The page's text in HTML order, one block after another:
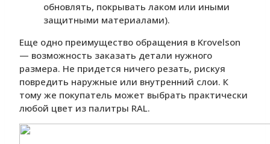
обновлять, покрывать лаком или иными
защитными материалами).
Еще одно преимущество обращения в Krovelson
— возможность заказать детали нужного
размера. Не придется ничего резать, рискуя
повредить наружные или внутренний слои. К
тому же покупатель может выбрать практически
любой цвет из палитры RAL.